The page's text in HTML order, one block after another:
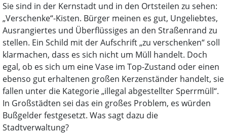
Sie sind in der Kernstadt und in den Ortsteilen zu sehen:
„Verschenke“-Kisten. Bürger meinen es gut, Ungeliebtes,
Ausrangiertes und Überflüssiges an den Straßenrand zu
stellen. Ein Schild mit der Aufschrift „zu verschenken“ soll
klarmachen, dass es sich nicht um Müll handelt. Doch
egal, ob es sich um eine Vase im Top-Zustand oder einen
ebenso gut erhaltenen großen Kerzenständer handelt, sie
fallen unter die Kategorie „illegal abgestellter Sperrmüll“.
In Großstädten sei das ein großes Problem, es würden
Bußgelder festgesetzt. Was sagt dazu die
Stadtverwaltung?